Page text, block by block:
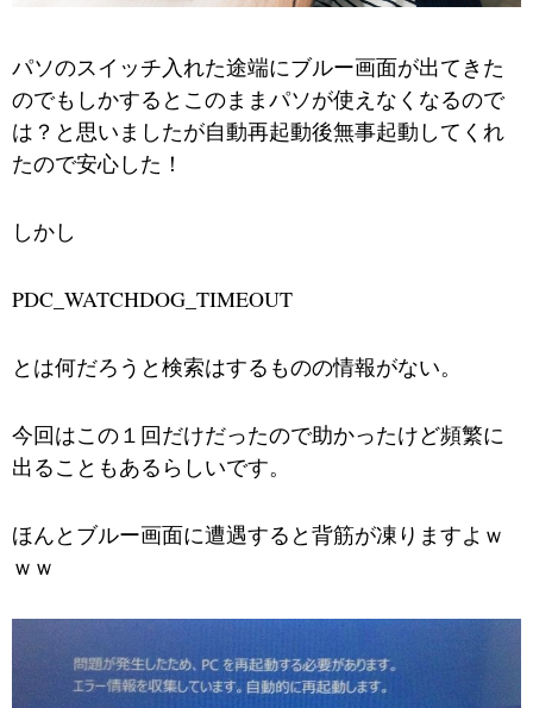
パソのスイッチ入れた途端にブルー画面が出てきた
のでもしかするとこのままパソが使えなくなるので
は？と思いましたが自動再起動後無事起動してくれ
たので安心した！
しかし
PDC_WATCHDOG_TIMEOUT
とは何だろうと検索はするものの情報がない。
今回はこの１回だけだったので助かったけど頻繁に
出ることもあるらしいです。
ほんとブルー画面に遭遇すると背筋が凍りますよｗ
ｗｗ